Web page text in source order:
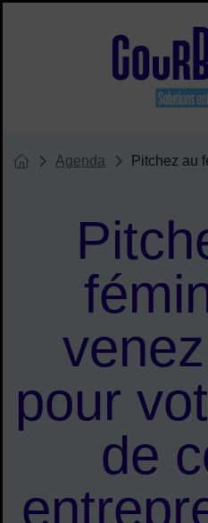
Vous êtes ici :
Page d'accueil du site
Agenda Pitchez au
pour
de